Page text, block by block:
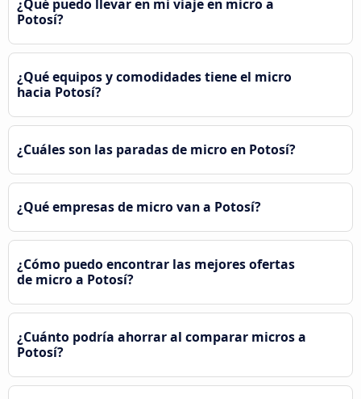
¿Qué puedo llevar en mi viaje en micro a
Potosí?
¿Qué equipos y comodidades tiene el micro
hacia Potosí?
¿Cuáles son las paradas de micro en Potosí?
¿Qué empresas de micro van a Potosí?
¿Cómo puedo encontrar las mejores ofertas
de micro a Potosí?
¿Cuánto podría ahorrar al comparar micros a
Potosí?